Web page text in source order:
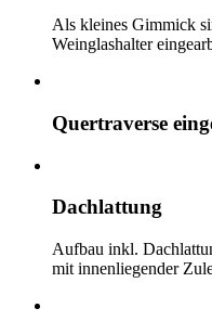
Als kleines Gimmick
Weinglashalter
Quertraverse
Dachlattung
Aufbau inkl.
mit innenliegender